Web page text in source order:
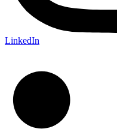
LinkedIn